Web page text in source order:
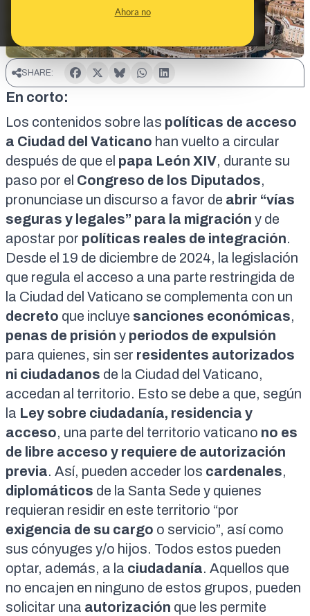
Ahora no
SHARE:
En corto:
Los contenidos sobre las políticas de acceso
a Ciudad del Vaticano han vuelto a circular
después de que el papa León XIV, durante su
paso por el Congreso de los Diputados,
pronunciase un discurso a favor de abrir “vías
seguras y legales” para la migración y de
apostar por políticas reales de integración.
Desde el 19 de diciembre de 2024, la legislación
que regula el acceso a una parte restringida de
la Ciudad del Vaticano se complementa con un
decreto que incluye sanciones económicas,
penas de prisión y periodos de expulsión
para quienes, sin ser residentes autorizados
ni ciudadanos de la Ciudad del Vaticano,
accedan al territorio. Esto se debe a que, según
la Ley sobre ciudadanía, residencia y
acceso, una parte del territorio vaticano no es
de libre acceso y requiere de autorización
previa. Así, pueden acceder los cardenales,
diplomáticos de la Santa Sede y quienes
requieran residir en este territorio “por
exigencia de su cargo o servicio”, así como
sus cónyuges y/o hijos. Todos estos pueden
optar, además, a la ciudadanía. Aquellos que
no encajen en ninguno de estos grupos, pueden
solicitar una autorización que les permite